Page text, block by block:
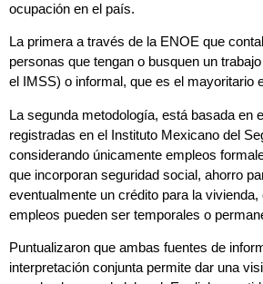
ocupación en el país.
La primera a través de la ENOE que
personas que tengan o busquen un
el IMSS) o informal, que es el mayoritario
La segunda metodología, está basada en
registradas en el Instituto Mexicano del
considerando únicamente empleos
que incorporan seguridad social, ahorro
eventualmente un crédito para la vivienda,
empleos pueden ser temporales o
Puntualizaron que ambas fuentes de
interpretación conjunta permite dar una